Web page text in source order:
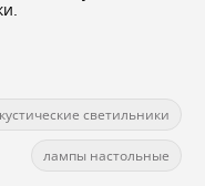
светильники
лампы настольные